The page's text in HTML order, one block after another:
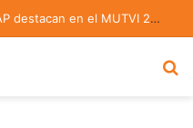
Estudiantes STEM de la UDLAP destacan en el MUTVI 2026